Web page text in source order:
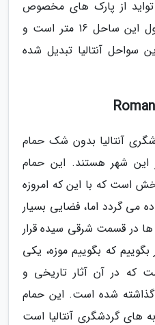
از پارک های مخصوص
بچه ها نیز استفاده کنید. طول این ساحل 16 متر است و
سواحل آنتالیا تبدیل شده
آنتالیا بدون شک حمام
شهر هستند. این حمام
است که با این که امروزه
می گردد اما، فضایی بسیار
ها در قسمت شرقی سیده قرار
که بگوییم موزه، یکی
که در آن آثار تاریخی و
گذاشته شده است. این حمام
های گردشگری آنتالیا است